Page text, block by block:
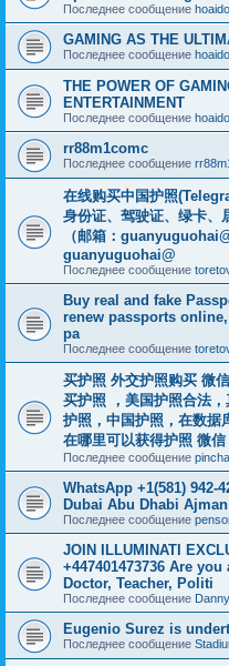
Последнее сообщение
GAMING AS THE
Последнее сообщение
THE POWER OF
ENTERTAINMENT
Последнее сообщение
rr88m1comc
Последнее сообщение
在线购买中国护照
身份证、驾驶证、绿卡、
（邮箱：
guanyuguohai@
Последнее сообщение
Buy real and fake
renew passports
pa
Последнее сообщение
买护照 外交护照购买 微
买护照 ，美国护照合法
护照，中国护照，在数据
在哪里可以获得护照 微
Последнее сообщение
WhatsApp +1(581) 942-
Dubai Abu Dhabi
Последнее сообщение
JOIN ILLUMINATI
+447401473736 Are
Doctor, Teacher, Politi
Последнее сообщение
Eugenio Surez is
Последнее сообщение